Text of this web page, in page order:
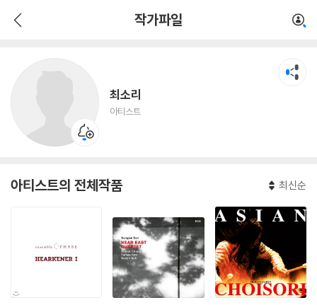
작가파일
최소리
아티스트
아티스트의 전체작품 최신순